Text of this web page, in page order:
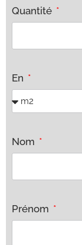
Quantité
En
Nom
Prénom